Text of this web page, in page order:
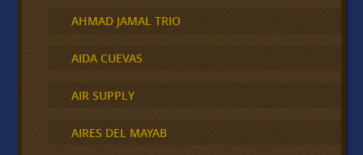
AHMAD JAMAL TRIO
AIDA CUEVAS
AIR SUPPLY
AIRES DEL MAYAB